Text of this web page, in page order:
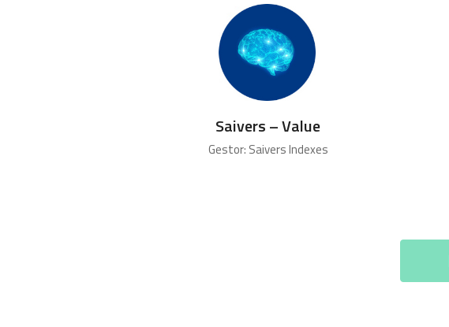
Saivers – Value
Gestor: Saivers Indexes